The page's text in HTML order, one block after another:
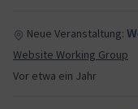
Vor etwa ein Jahr
Neue Veranstaltung:
Website Working Group